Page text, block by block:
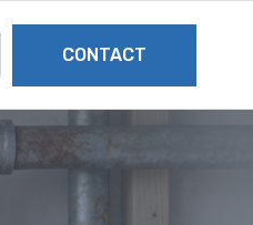
CONTACT